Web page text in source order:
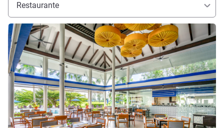
Restaurante
Más información